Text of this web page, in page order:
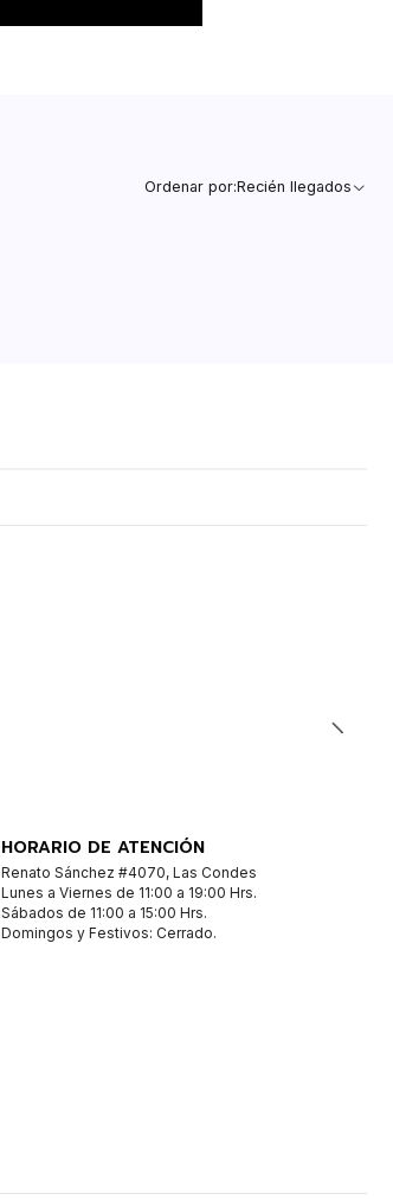
Ordenar por:Recién llegados
HORARIO DE ATENCIÓN
Renato Sánchez #4070, Las Condes
Lunes a Viernes de 11:00 a 19:00 Hrs.
Sábados de 11:00 a 15:00 Hrs.
Domingos y Festivos: Cerrado.